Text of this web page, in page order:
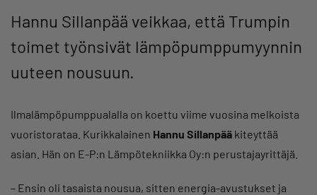
Hannu Sillanpää veikkaa, että Trumpin
toimet työnsivät lämpöpumppumyynnin
uuteen nousuun.
Ilmalämpöpumppualalla on koettu viime vuosina melkoista
vuoristorataa. Kurikkalainen Hannu Sillanpää kiteyttää
asian. Hän on E-P:n Lämpötekniikka Oy:n perustajayrittäjä.
– Ensin oli tasaista nousua, sitten energia-avustukset ja